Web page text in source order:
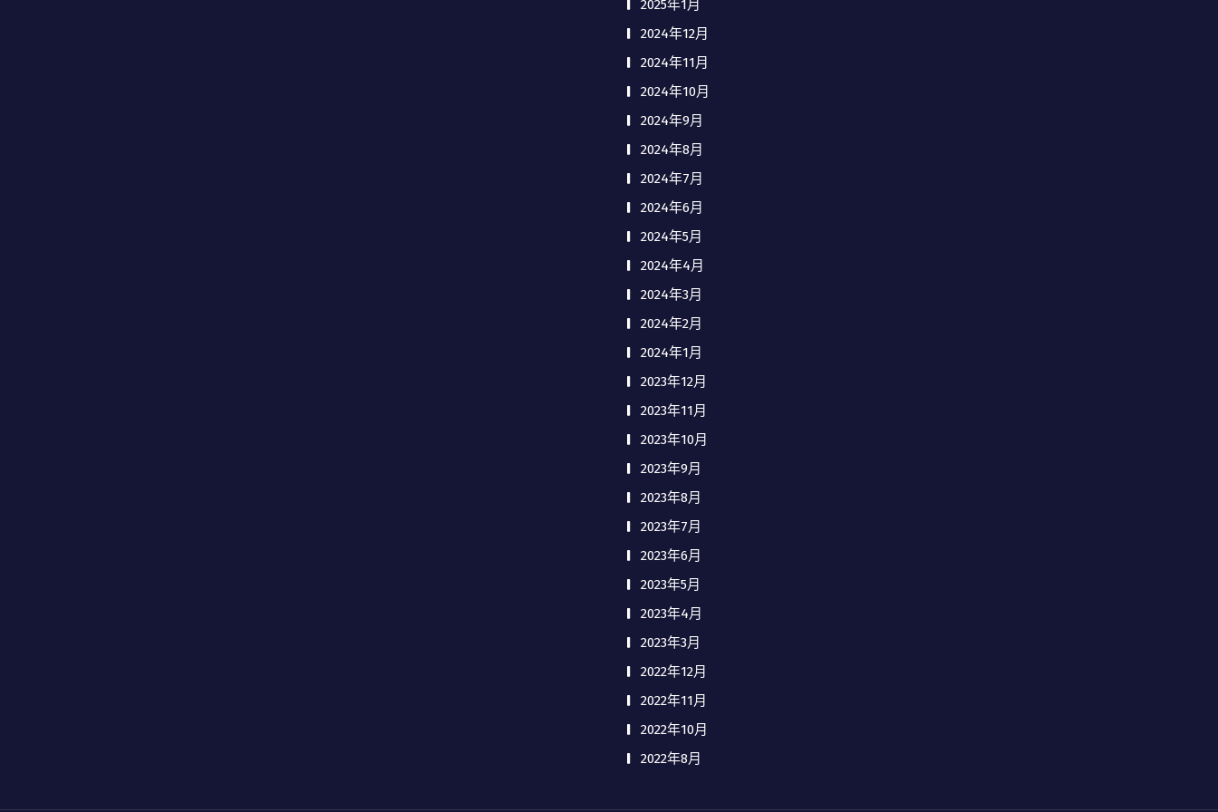
2025年1月
2024年12月
2024年11月
2024年10月
2024年9月
2024年8月
2024年7月
2024年6月
2024年5月
2024年4月
2024年3月
2024年2月
2024年1月
2023年12月
2023年11月
2023年10月
2023年9月
2023年8月
2023年7月
2023年6月
2023年5月
2023年4月
2023年3月
2022年12月
2022年11月
2022年10月
2022年8月